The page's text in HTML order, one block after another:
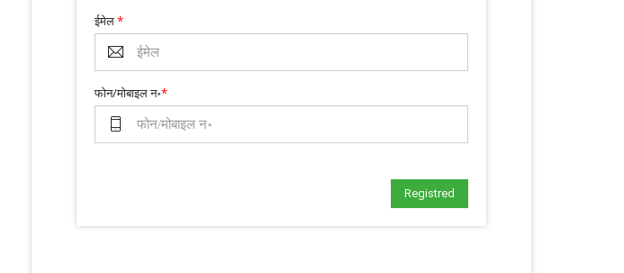
ईमेल*
फोन/मोबाइल न॰*